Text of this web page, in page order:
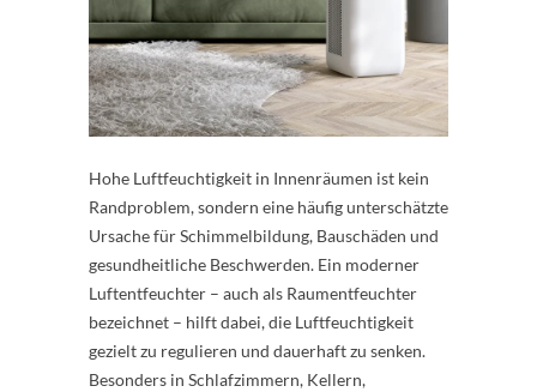
Hohe Luftfeuchtigkeit in Innenräumen ist kein
Randproblem, sondern eine häufig unterschätzte
Ursache für Schimmelbildung, Bauschäden und
gesundheitliche Beschwerden. Ein moderner
Luftentfeuchter – auch als Raumentfeuchter
bezeichnet – hilft dabei, die Luftfeuchtigkeit
gezielt zu regulieren und dauerhaft zu senken.
Besonders in Schlafzimmern, Kellern,